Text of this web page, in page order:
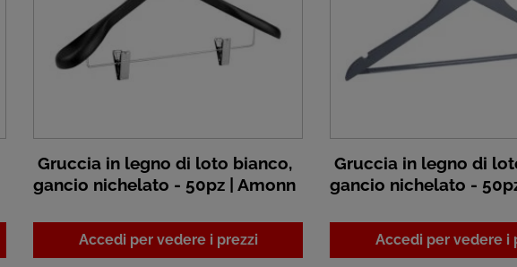
Gruccia in legno di loto bianco,
gancio nichelato - 50pz | Amonn
Accedi per vedere i prezzi
Gruccia in legno di
gancio nichelato -
Accedi per vedere i